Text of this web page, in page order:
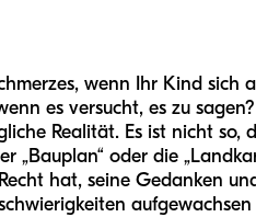
wenn Ihr Kind
es versucht, es zu
Realität. Es ist nicht
„Bauplan“ oder die
hat, seine Gedanken
aufgewachsen